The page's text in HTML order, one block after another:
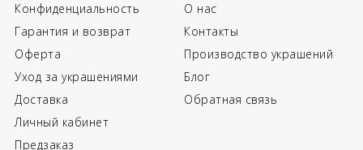
Конфиденциальность
Гарантия и возврат
Оферта
Уход за украшениями
Доставка
Личный кабинет
Предзаказ
О нас
Контакты
Производство украшений
Блог
Обратная связь